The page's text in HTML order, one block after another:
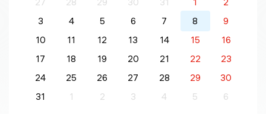
3
4 5 6 7 8
9
10
11 12 13 14 15
16
17
18 19 20 21 22
23
24
25 26 27 28 29
30
31
1 2 3 4 5 6